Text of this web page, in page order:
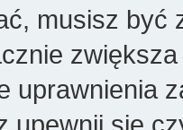
musisz być
uprawnienia